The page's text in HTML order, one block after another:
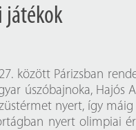
játékok
között Párizsban
úszóbajnoka, Hajós
nyert, így
nyert olimpiai